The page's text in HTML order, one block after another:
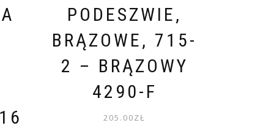
PODESZWIE,
BRĄZOWE, 715-
2 – BRĄZOWY
4290-F
205.00ZŁ